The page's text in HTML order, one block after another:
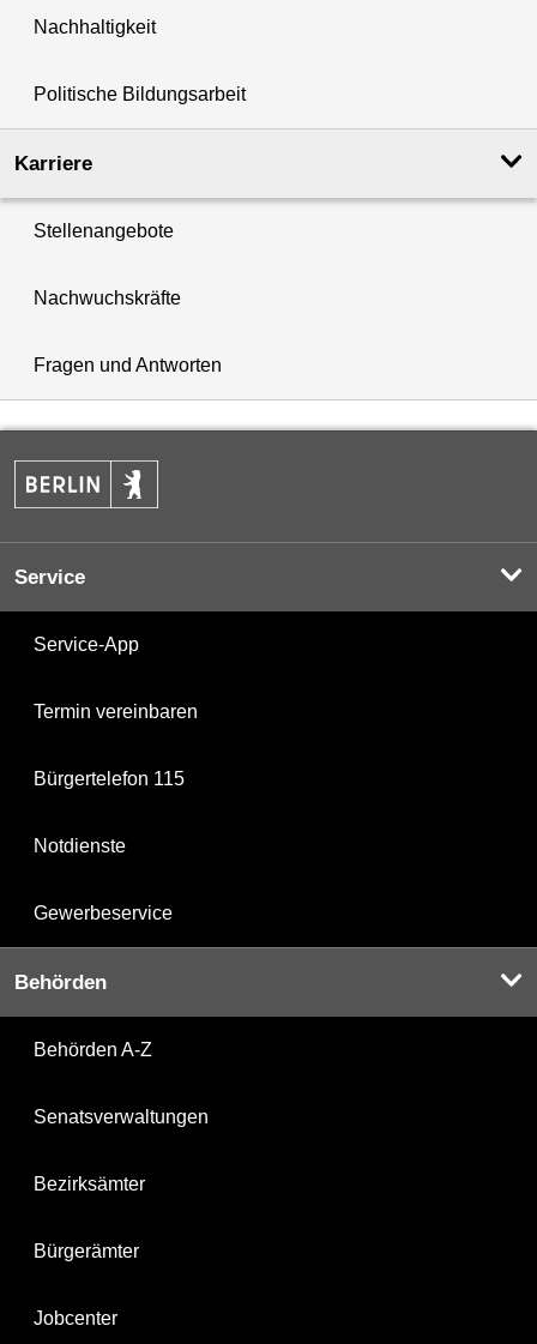
Nachhaltigkeit
Politische Bildungsarbeit
Karriere
Stellenangebote
Nachwuchskräfte
Fragen und Antworten
Service
Service-App
Termin vereinbaren
Bürgertelefon 115
Notdienste
Gewerbeservice
Behörden
Behörden A-Z
Senatsverwaltungen
Bezirksämter
Bürgerämter
Jobcenter